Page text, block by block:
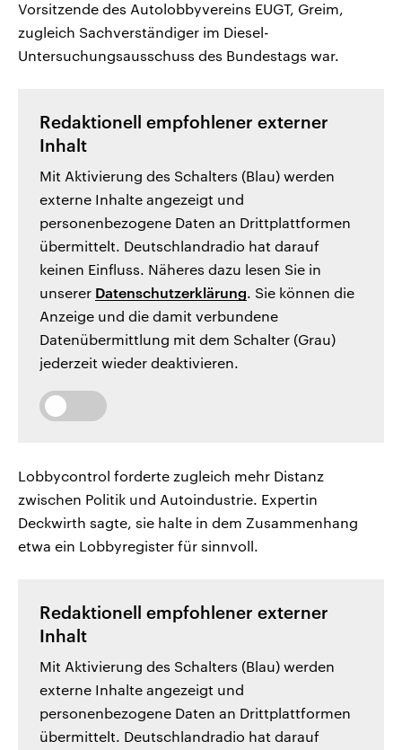
Vorsitzende des Autolobbyvereins EUGT, Greim,
zugleich Sachverständiger im Diesel-
Untersuchungsausschuss des Bundestags war.
Redaktionell empfohlener externer
Inhalt
Mit Aktivierung des Schalters (Blau) werden
externe Inhalte angezeigt und
personenbezogene Daten an Drittplattformen
übermittelt. Deutschlandradio hat darauf
keinen Einfluss. Näheres dazu lesen Sie in
unserer Datenschutzerklärung. Sie können die
Anzeige und die damit verbundene
Datenübermittlung mit dem Schalter (Grau)
jederzeit wieder deaktivieren.
Lobbycontrol forderte zugleich mehr Distanz
zwischen Politik und Autoindustrie. Expertin
Deckwirth sagte, sie halte in dem Zusammenhang
etwa ein Lobbyregister für sinnvoll.
Redaktionell empfohlener externer
Inhalt
Mit Aktivierung des Schalters (Blau) werden
externe Inhalte angezeigt und
personenbezogene Daten an Drittplattformen
übermittelt. Deutschlandradio hat darauf